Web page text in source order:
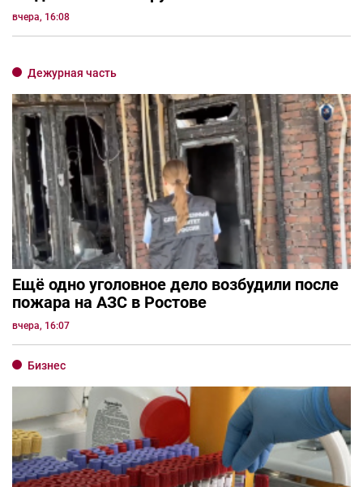
вчера, 16:08
Дежурная часть
Ещё одно уголовное дело возбудили после
пожара на АЗС в Ростове
вчера, 16:07
Бизнес